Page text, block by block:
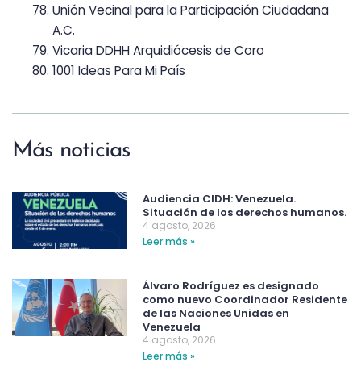
Unión Vecinal para la Participación Ciudadana
A.C.
Vicaria DDHH Arquidiócesis de Coro
1001 Ideas Para Mi País
Más noticias
Audiencia CIDH: Venezuela.
Situación de los derechos humanos.
4 agosto, 2026
Leer más »
Álvaro Rodríguez es designado
como nuevo Coordinador Residente
de las Naciones Unidas en
Venezuela
4 agosto, 2026
Leer más »